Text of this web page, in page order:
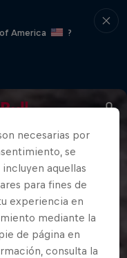
America
?
necesarias por
se
aquellas
para fines de
experiencia en
mediante la
de página en
consulta la